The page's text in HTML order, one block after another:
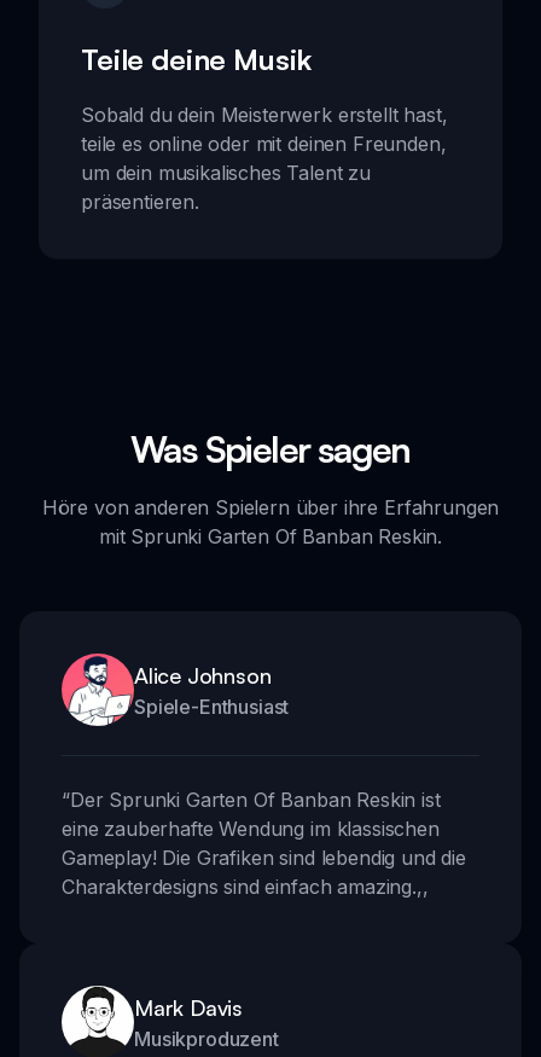
Teile deine Musik
Sobald du dein Meisterwerk erstellt hast,
teile es online oder mit deinen Freunden,
um dein musikalisches Talent zu
präsentieren.
Was Spieler sagen
Höre von anderen Spielern über ihre Erfahrungen
mit Sprunki Garten Of Banban Reskin.
Alice Johnson
Spiele-Enthusiast
“Der Sprunki Garten Of Banban Reskin ist
eine zauberhafte Wendung im klassischen
Gameplay! Die Grafiken sind lebendig und die
Charakterdesigns sind einfach amazing.,,
Mark Davis
Musikproduzent